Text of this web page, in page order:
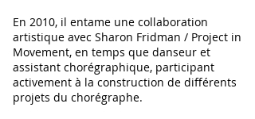
En 2010, il entame une collaboration
artistique avec Sharon Fridman / Project in
Movement, en temps que danseur et
assistant chorégraphique, participant
activement à la construction de différents
projets du chorégraphe.